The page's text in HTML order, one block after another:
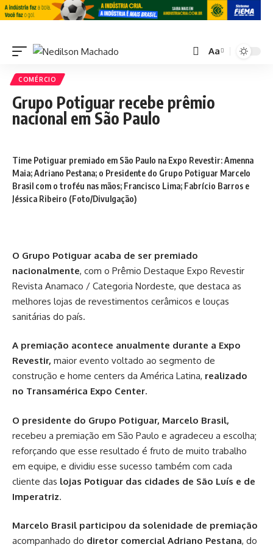
Aa
COMÉRCIO
Grupo Potiguar recebe prêmio
nacional em São Paulo
Time Potiguar premiado em São Paulo na Expo Revestir: Amenna
Maia; Adriano Pestana; o Presidente do Grupo Potiguar Marcelo
Brasil com o troféu nas mãos; Francisco Lima; Fabrício Barros e
Jéssica Ribeiro (Foto/Divulgação)
O Grupo Potiguar acaba de ser premiado
nacionalmente, com o Prêmio Destaque Expo Revestir
Revista Anamaco / Categoria Nordeste, que destaca as
melhores lojas de revestimentos cerâmicos e louças
sanitárias do país.
A premiação acontece anualmente durante a Expo
Revestir, maior evento voltado ao segmento de
construção e home centers da América Latina, realizado
no Transamérica Expo Center.
O presidente do Grupo Potiguar, Marcelo Brasil,
recebeu a premiação em São Paulo e agradeceu a escolha;
reforçando que esse resultado é fruto de muito trabalho
em equipe, e dividiu esse sucesso também com cada
cliente das lojas Potiguar das cidades de São Luís e de
Imperatriz.
Marcelo Brasil participou da solenidade de premiação
acompanhado do diretor comercial Adriano Pestana, do